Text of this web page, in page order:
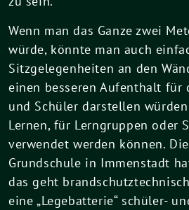
Wenn man das Ganze zwei
würde, könnte man auch
Sitzgelegenheiten an den
einen besseren Aufenthalt für
und Schüler darstellen
Lernen, für Lerngruppen oder
verwendet werden können.
Grundschule in Immenstadt
das geht
eine „Legebatterie“ schüler-